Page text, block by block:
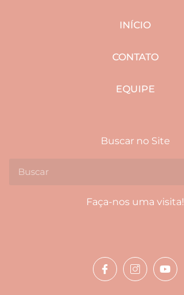
INÍCIO
CONTATO
EQUIPE
Buscar no Site
Faça-nos uma visita!